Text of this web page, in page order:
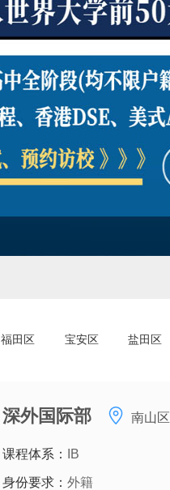
福田区 宝安区 盐田区
深外国际部 南山区
课程体系： IB
身份要求： 外籍